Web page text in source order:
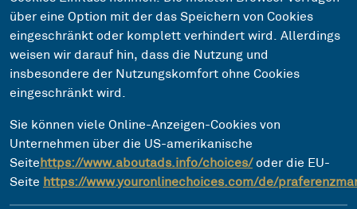
über eine Option mit der das Speichern von Cookies
eingeschränkt oder komplett verhindert wird. Allerdings
weisen wir darauf hin, dass die Nutzung und
insbesondere der Nutzungskomfort ohne Cookies
eingeschränkt wird.
Sie können viele Online-Anzeigen-Cookies von
Unternehmen über die US-amerikanische
Seitehttps://www.aboutads.info/choices/oder die EU-
Seite https://www.youronlinechoices.com/de/